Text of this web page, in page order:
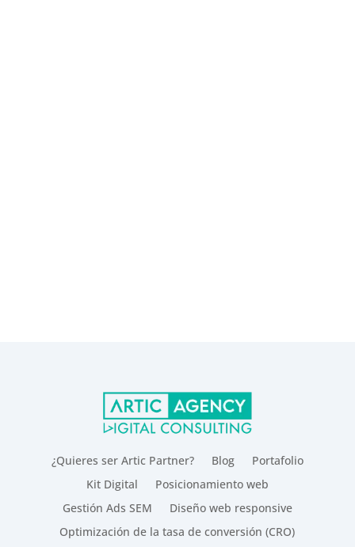
¿Quieres ser Artic Partner? Blog
Portafolio
Kit Digital
Posicionamiento web
Gestión Ads SEM
Diseño web responsive
Optimización de la tasa de conversión (CRO)